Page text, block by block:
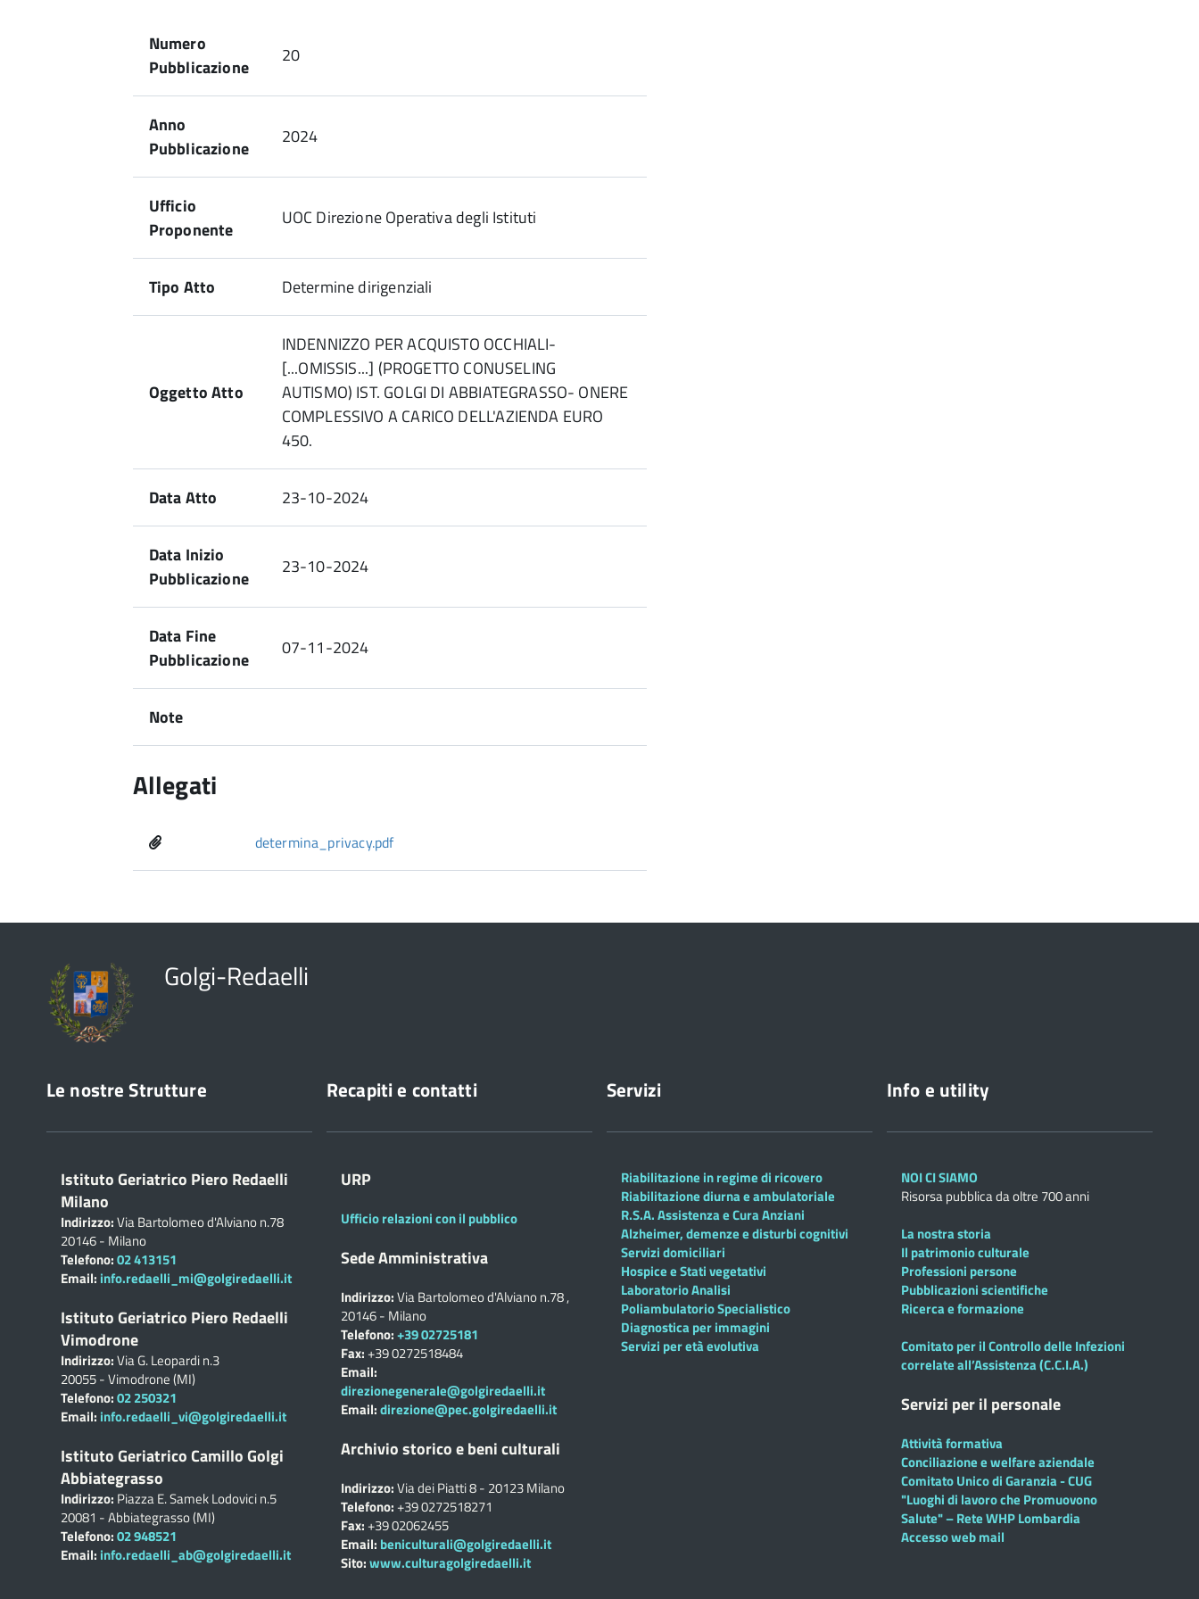
Numero
Pubblicazione
20
Anno
Pubblicazione
2024
Ufficio
Proponente
UOC Direzione Operativa degli Istituti
Tipo Atto Determine dirigenziali
Oggetto Atto
INDENNIZZO PER ACQUISTO OCCHIALI-
[...OMISSIS...] (PROGETTO CONUSELING
AUTISMO) IST. GOLGI DI ABBIATEGRASSO- ONERE
COMPLESSIVO A CARICO DELL'AZIENDA EURO
450.
Data Atto 23-10-2024
Data Inizio
Pubblicazione
23-10-2024
Data Fine
Pubblicazione
07-11-2024
Note
Allegati
determina_privacy.pdf
Golgi-Redaelli
Le nostre Strutture
Istituto Geriatrico Piero Redaelli
Milano
Indirizzo:Via Bartolomeo d'Alviano n.78
20146 - Milano
Telefono:02 413151
Email: info.redaelli_mi@golgiredaelli.it
Istituto Geriatrico Piero Redaelli
Vimodrone
Indirizzo:Via G. Leopardi n.3
20055 - Vimodrone (MI)
Telefono:02 250321
Email: info.redaelli_vi@golgiredaelli.it
Istituto Geriatrico Camillo Golgi
Abbiategrasso
Indirizzo: Piazza E. Samek Lodovici n.5
20081 - Abbiategrasso (MI)
Telefono:02 948521
Email: info.redaelli_ab@golgiredaelli.it
Recapiti e contatti
URP
Ufficio relazioni con il pubblico
Sede Amministrativa
Indirizzo:Via Bartolomeo d'Alviano n.78 ,
20146 - Milano
Telefono:+39 02725181
Fax:+39 0272518484
Email:
direzionegenerale@golgiredaelli.it
Email:direzione@pec.golgiredaelli.it
Archivio storico e beni culturali
Indirizzo:Via dei Piatti 8 - 20123 Milano
Telefono:+39 0272518271
Fax:+39 02062455
Email: beniculturali@golgiredaelli.it
Sito:www.culturagolgiredaelli.it
Servizi
Riabilitazione in regime di ricovero
Riabilitazione diurna e ambulatoriale
R.S.A. Assistenza e Cura Anziani
Alzheimer, demenze e disturbi cognitivi
Servizi domiciliari
Hospice e Stati vegetativi
Laboratorio Analisi
Poliambulatorio Specialistico
Diagnostica per immagini
Servizi per età evolutiva
Info e utility
NOI CI SIAMO
Risorsa pubblica da oltre 700 anni
La nostra storia
Il patrimonio culturale
Professioni persone
Pubblicazioni scientifiche
Ricerca e formazione
Comitato per il Controllo delle Infezioni
correlate all’Assistenza (C.C.I.A.)
Servizi per il personale
Attività formativa
Conciliazione e welfare aziendale
Comitato Unico di Garanzia - CUG
"Luoghi di lavoro che Promuovono
Salute" – Rete WHP Lombardia
Accesso web mail